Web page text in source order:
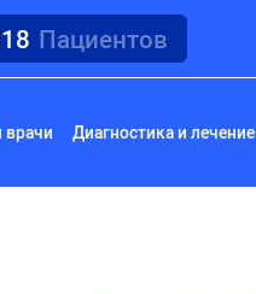
Пациентов
Диагностика и лечение